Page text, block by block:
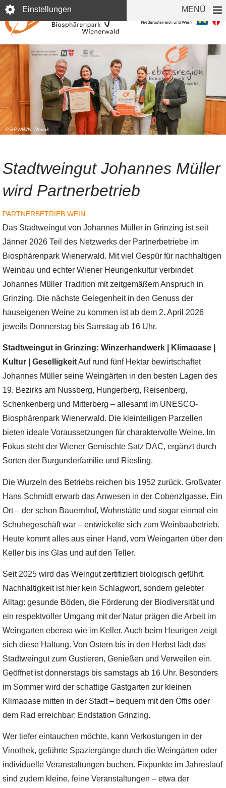
Direkt
zum
Inhalt
Einstellungen MENÜ
© BPWW/N. Novak
Stadtweingut Johannes Müller
wird Partnerbetrieb
PARTNERBETRIEB WEIN
Das Stadtweingut von Johannes Müller in Grinzing ist seit
Jänner 2026 Teil des Netzwerks der Partnerbetriebe im
Biosphärenpark Wienerwald. Mit viel Gespür für nachhaltigen
Weinbau und echter Wiener Heurigenkultur verbindet
Johannes Müller Tradition mit zeitgemäßem Anspruch in
Grinzing. Die nächste Gelegenheit in den Genuss der
hauseigenen Weine zu kommen ist ab dem 2. April 2026
jeweils Donnerstag bis Samstag ab 16 Uhr.
Stadtweingut in Grinzing: Winzerhandwerk | Klimaoase |
Kultur | GeselligkeitAuf rund fünf Hektar bewirtschaftet
Johannes Müller seine Weingärten in den besten Lagen des
19. Bezirks am Nussberg, Hungerberg, Reisenberg,
Schenkenberg und Mitterberg – allesamt im UNESCO-
Biosphärenpark Wienerwald. Die kleinteiligen Parzellen
bieten ideale Voraussetzungen für charaktervolle Weine. Im
Fokus steht der Wiener Gemischte Satz DAC, ergänzt durch
Sorten der Burgunderfamilie und Riesling.
Die Wurzeln des Betriebs reichen bis 1952 zurück. Großvater
Hans Schmidt erwarb das Anwesen in der Cobenzlgasse. Ein
Ort – der schon Bauernhof, Wohnstätte und sogar einmal ein
Schuhegeschäft war – entwickelte sich zum Weinbaubetrieb.
Heute kommt alles aus einer Hand, vom Weingarten über den
Keller bis ins Glas und auf den Teller.
Seit 2025 wird das Weingut zertifiziert biologisch geführt.
Nachhaltigkeit ist hier kein Schlagwort, sondern gelebter
Alltag: gesunde Böden, die Förderung der Biodiversität und
ein respektvoller Umgang mit der Natur prägen die Arbeit im
Weingarten ebenso wie im Keller. Auch beim Heurigen zeigt
sich diese Haltung. Von Ostern bis in den Herbst lädt das
Stadtweingut zum Gustieren, Genießen und Verweilen ein.
Geöffnet ist donnerstags bis samstags ab 16 Uhr. Besonders
im Sommer wird der schattige Gastgarten zur kleinen
Klimaoase mitten in der Stadt – bequem mit den Öffis oder
dem Rad erreichbar: Endstation Grinzing.
Wer tiefer eintauchen möchte, kann Verkostungen in der
Vinothek, geführte Spaziergänge durch die Weingärten oder
individuelle Veranstaltungen buchen. Fixpunkte im Jahreslauf
sind zudem kleine, feine Veranstaltungen – etwa der